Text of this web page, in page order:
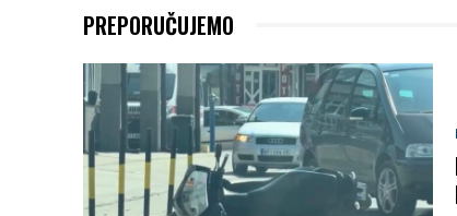
PREPORUČUJEMO